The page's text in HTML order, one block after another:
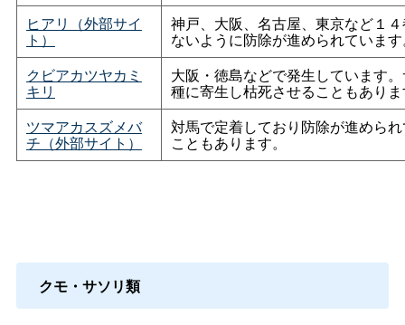
ヒアリ（外部サイ
ト）
神戸、大阪、名古屋、東京など１
ないように防除が進められていま
クビアカツヤカミ
キリ
大阪・徳島などで発生しています
種に寄生し枯死させることもあり
ツマアカスズメバ
チ（外部サイト）
対馬で定着しており防除が進めら
こともあります。
クモ・サソリ類